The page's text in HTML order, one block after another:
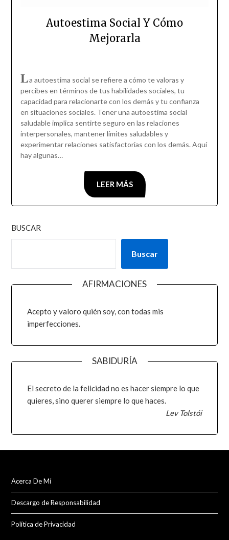
Autoestima Social Y Cómo
Mejorarla
La autoestima social se refiere a cómo te valoras y
percibes en términos de tus habilidades sociales, tu
capacidad para relacionarte con los demás y tu confianza
en situaciones sociales. Tener una autoestima social
saludable implica sentirte seguro en las relaciones
interpersonales, mantener límites saludables y
experimentar relaciones satisfactorias con los demás. Aquí
hay algunas…
LEER MÁS
BUSCAR
Buscar
AFIRMACIONES
Acepto y valoro quién soy, con todas mis
imperfecciones.
SABIDURÍA
El secreto de la felicidad no es hacer siempre lo que
quieres, sino querer siempre lo que haces.
Lev Tolstói
Acerca De Mí
Descargo de Responsabilidad
Política de Privacidad